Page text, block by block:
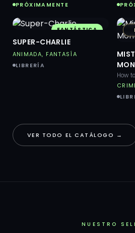
PRÓXIMAMENTE
FANTÁSTICA
SUPER-CHARLIE
ANIMADA, FANTASÍA
LIBRERÍA
How
VER TODO EL CATÁLOGO →
NUESTRO